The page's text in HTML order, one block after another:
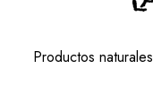
Productos